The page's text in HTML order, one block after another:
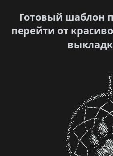
Готовый шаблон
перейти от